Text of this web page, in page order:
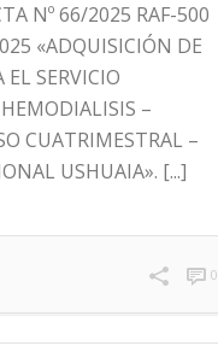
Nº 66/2025 RAF-500
«ADQUISICIÓN DE
SERVICIO
–
CUATRIMESTRAL –
USHUAIA». [...]
0